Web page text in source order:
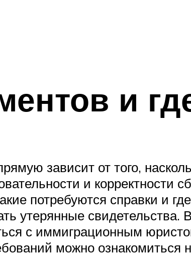
и
зависит от того,
и корректности
потребуются справки и
утерянные свидетельства.
с иммиграционным
можно